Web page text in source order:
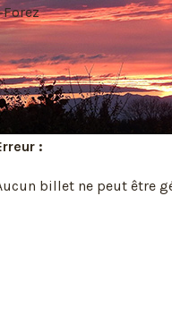
:
billet ne peut être